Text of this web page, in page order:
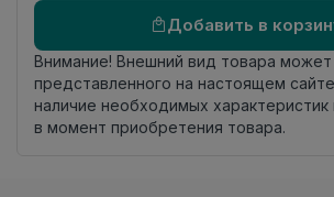
Добавить в
Внимание! Внешний вид товара может
представленного на настоящем
наличие необходимых характеристик
в момент приобретения товара.